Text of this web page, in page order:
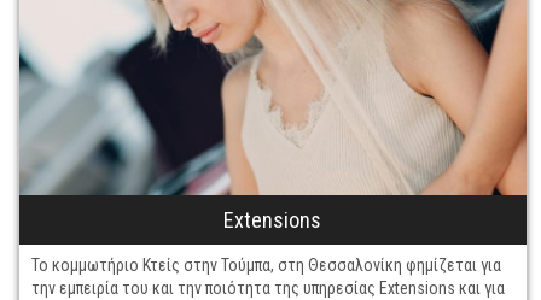
Extensions
Τοκομμωτήριο Κτείς στηνΤούμπα, στηΘεσσαλονίκηφημίζεται για
την εμπειρία του και την ποιότητα της υπηρεσίας Extensions και για